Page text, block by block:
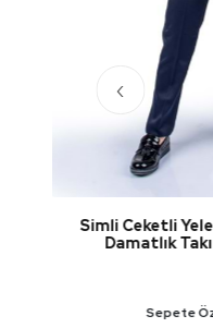
Simli Ceketli
Damatlık
Sepete
‹